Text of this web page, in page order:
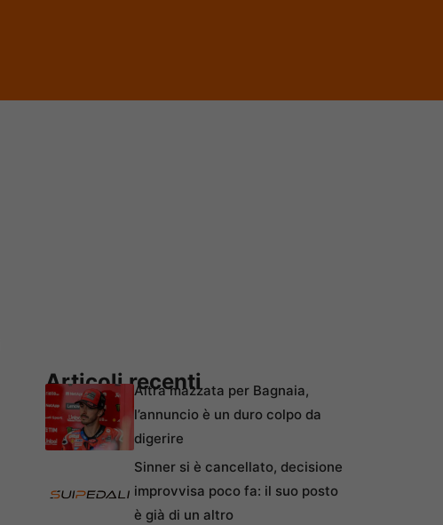
Articoli recentiAltra mazzata per Bagnaia,
l’annuncio è un duro colpo da
digerire
Sinner si è cancellato, decisione
improvvisa poco fa: il suo posto
è già di un altro